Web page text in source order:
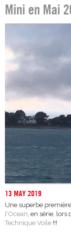
Mini en Mai
13 MAY 2019
Une superbe
l'Ocean , en série, lors
Technique Voile !!!